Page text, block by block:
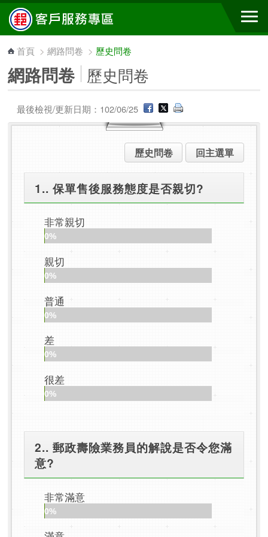
跳到主要內容區塊
首頁 >網路問卷 > 歷史問卷
網路問卷 歷史問卷
最後檢視/更新日期：102/06/25
歷史問卷 回主選單
1.. 保單售後服務態度是否親切?
非常親切
0%
親切
0%
普通
0%
差
0%
很差
0%
2.. 郵政壽險業務員的解說是否令您滿
意?
非常滿意
0%